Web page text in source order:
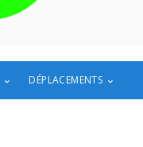
DÉPLACEMENTS